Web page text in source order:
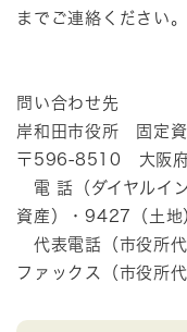
までご連絡ください。
問い合わせ先
岸和田市役所 固定
〒596-8510 大阪府
電 話（ダイヤルイ
資産）・9427（土地
代表電話（市役所
ファックス（市役